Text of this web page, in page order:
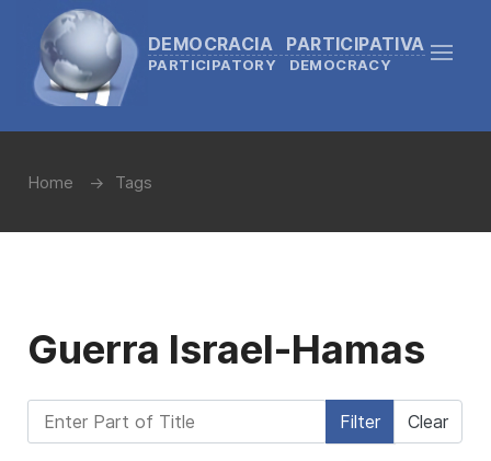
DEMOCRACIA PARTICIPATIVA
PARTICIPATORY DEMOCRACY
Home Tags
Guerra Israel-Hamas
Enter Part of Title Filter Clear